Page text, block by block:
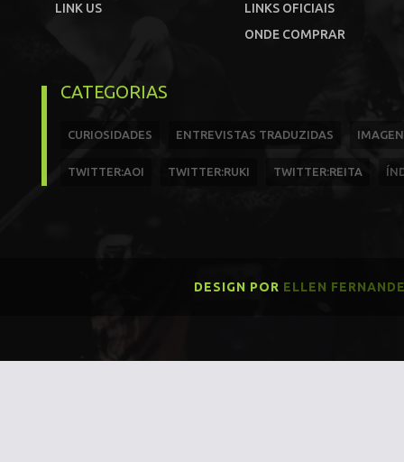
LINK US
LINKS OFICIAIS
ONDE COMPRAR
CATEGORIAS
CURIOSIDADES ENTREVISTAS TRADUZIDAS
TWITTER:AOI TWITTER:RUKI TWITTER:REITA
DESIGN POR ELLEN